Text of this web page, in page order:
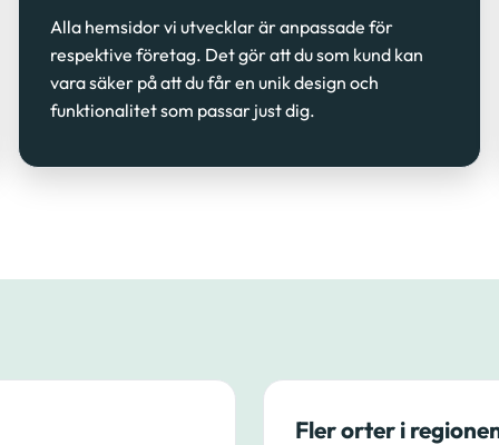
Alla hemsidor vi utvecklar är anpassade för
respektive företag. Det gör att du som kund kan
vara säker på att du får en unik design och
funktionalitet som passar just dig.
Fler orter i